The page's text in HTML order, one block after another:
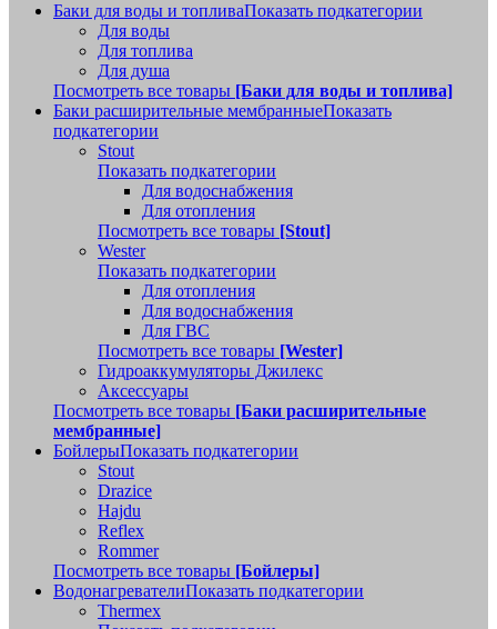
Баки для воды и топливаПоказать подкатегории
Для воды
Для топлива
Для душа
Посмотреть все товары [Баки для воды и топлива]
Баки расширительные мембранныеПоказать
подкатегории
Stout
Показать подкатегории
Для водоснабжения
Для отопления
Посмотреть все товары [Stout]
Wester
Показать подкатегории
Для отопления
Для водоснабжения
Для ГВС
Посмотреть все товары [Wester]
Гидроаккумуляторы Джилекс
Аксессуары
Посмотреть все товары [Баки расширительные
мембранные]
БойлерыПоказать подкатегории
Stout
Drazice
Hajdu
Reflex
Rommer
Посмотреть все товары [Бойлеры]
ВодонагревателиПоказать подкатегории
Thermex